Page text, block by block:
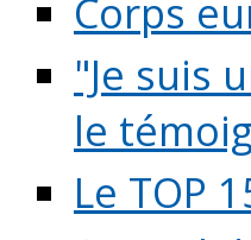
Corps
"Je suis
le
Le TOP